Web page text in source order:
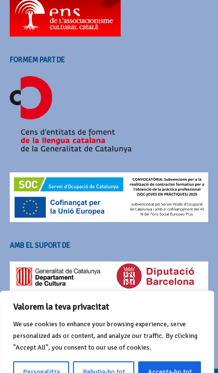
Valorem la teva privacitat
We use cookies to enhance your browsing experience, serve
personalized ads or content, and analyze our traffic. By clicking
"Accept All", you consent to our use of cookies.
FORMEM PART DE
AMB EL SUPORT DE